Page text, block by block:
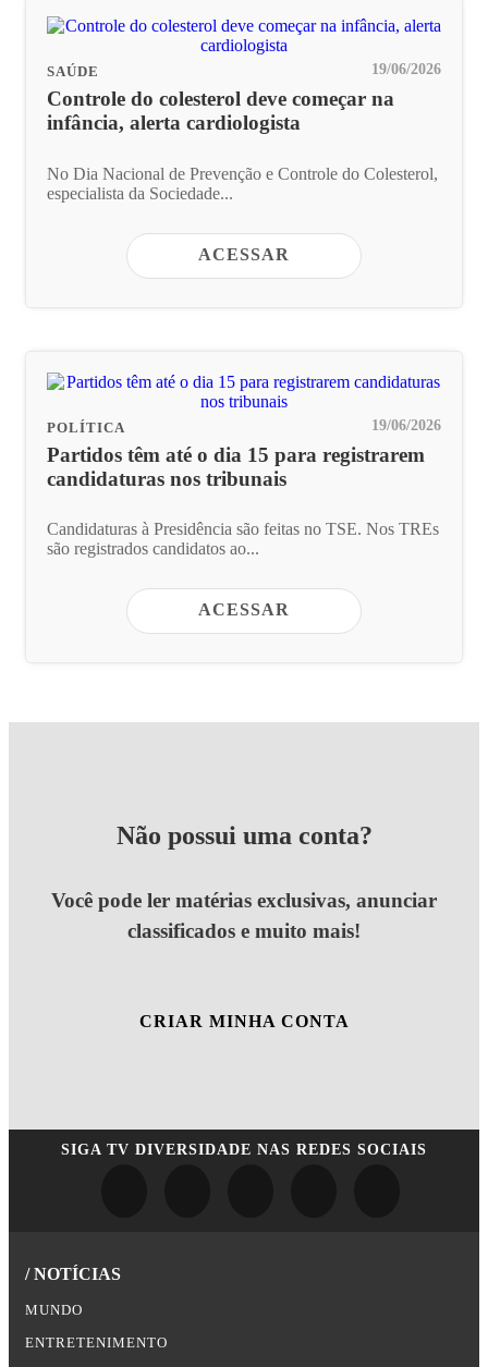
SAÚDE 19/06/2026
Controle do colesterol deve começar na
infância, alerta cardiologista
No Dia Nacional de Prevenção e Controle do Colesterol,
especialista da Sociedade...
ACESSAR
POLÍTICA 19/06/2026
Partidos têm até o dia 15 para registrarem
candidaturas nos tribunais
Candidaturas à Presidência são feitas no TSE. Nos TREs
são registrados candidatos ao...
ACESSAR
Não possui uma conta?
Você pode ler matérias exclusivas, anunciar
classificados e muito mais!
CRIAR MINHA CONTA
SIGA TV DIVERSIDADE NAS REDES SOCIAIS
/ NOTÍCIAS
MUNDO
ENTRETENIMENTO